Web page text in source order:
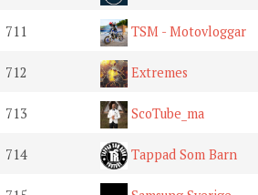
711 TSM - Motovloggar
712 Extremes
713 ScoTube_ma
714 Tappad Som Barn